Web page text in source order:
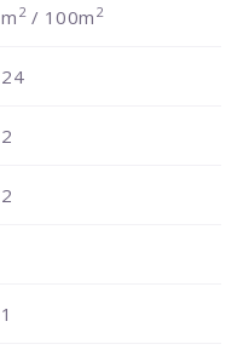
m 2/ 100m 2
24
2
2
1